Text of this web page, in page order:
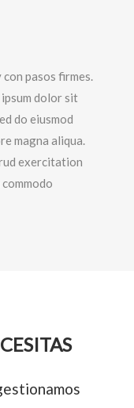
pasos firmes.
dolor sit
do eiusmod
magna aliqua.
exercitation